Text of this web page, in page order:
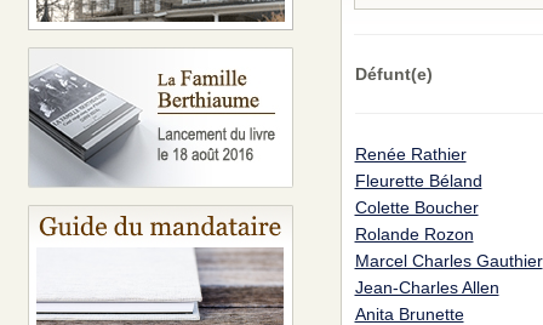
Défunt(e)
Renée Rathier
Fleurette Béland
Colette Boucher
Rolande Rozon
Marcel Charles Gauthier
Jean-Charles Allen
Anita Brunette